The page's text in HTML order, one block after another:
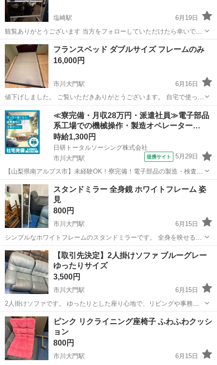
塩崎駅
6月19日
観覧ありがとうございます 当方をフォローしていただけたら幸いです
🍀 フォロー登録お待ちしてます 当方の他の投稿もご覧下さい 当方
の都合で申し訳ありませんが 店舗を構えてますので 固定費用はかな
りかかりますので 掘り出し物...
山梨 南アルプス市 オフィス用家具
フランスベッド ダブルサイズ フレームのみ
16,000円
市川大門駅
6月16日
値下げしました。 ご覧いただきありがとうございます。 自宅で使って
いましたフランスベッドのフレームのみです。 サイズは写真にありま
す。収納付きです。収納は組み立てる時に右側か左側にする事ができ
ます。 今はもうバラにしてあり...
山梨 南アルプス市 市川大門駅 ベッド
≪寮完備・月収28万円・派遣社員≫電子部品
系工場での機械操作・製造オペレーター…
時給1,300円
日研トータルソーシング株式会社
市川大門駅
提携サイト 5月29日
【山梨県南アルプス市】未経験OK！寮完備！電子部品の製造・検査
《お仕事No.5A1211》 お仕事について 電子部品の製造における機械操
作が主な業務です。立ち作業で部材を機械にセットし、スイッチをON
にすれば加工が始まりま...
山梨 南アルプス市 市川大門駅 その他
スタンドミラー 全身鏡 ホワイトフレーム 姿
見
800円
市川大門駅
6月15日
シンプルなホワイトフレームのスタンドミラーです。 全身を映せるサ
イズで、玄関・寝室・クローゼット・店舗などにおすすめです。 自立
式なので壁に立て掛ける必要がありません。 使用に伴う小キズや汚れ
はありますが、鏡面に大きな...
山梨 南アルプス市 市川大門駅 ミラー/鏡 ミラー
【取引先決定】2人掛けソファ ブルーグレー
ゆったりサイズ
3,500円
市川大門駅
6月15日
2人掛けソファです。 ゆったりとした座り心地で、リビングや事務所
などにもおすすめです。 サイズ（約） 幅170cm × 奥行90cm × 高さ
90cm 使用に伴う小キズやスレ、多少の汚れはありますが、まだお使
いいただけ...
山梨 南アルプス市 市川大門駅 ソファ ブルー
ピンク リクライニング座椅子 ふわふわクッシ
ョン
800円
市川大門駅
6月15日